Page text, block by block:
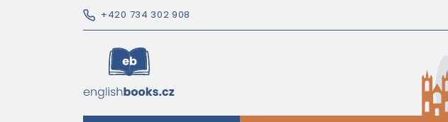
+420 734 302 908